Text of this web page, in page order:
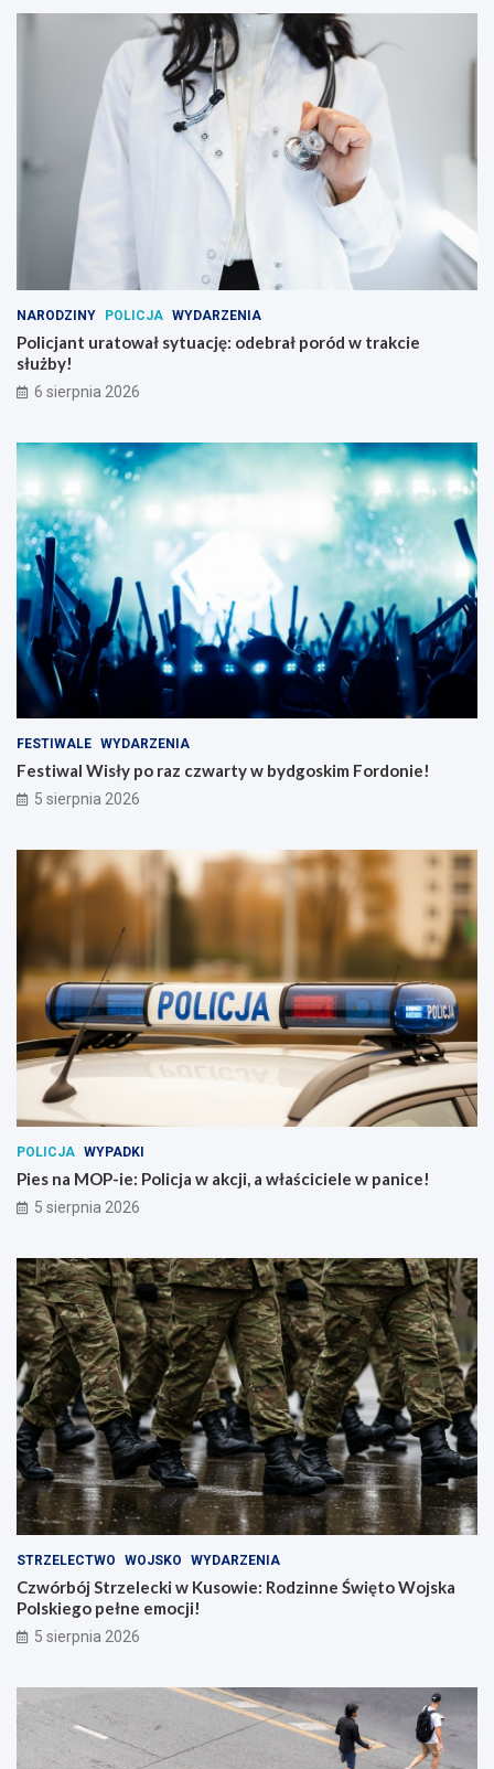
NARODZINY POLICJA WYDARZENIA
Policjant uratował sytuację: odebrał poród w trakcie
służby!
6 sierpnia 2026
FESTIWALE WYDARZENIA
Festiwal Wisły po raz czwarty w bydgoskim Fordonie!
5 sierpnia 2026
POLICJA WYPADKI
Pies na MOP-ie: Policja w akcji, a właściciele w panice!
5 sierpnia 2026
STRZELECTWO WOJSKO WYDARZENIA
Czwórbój Strzelecki w Kusowie: Rodzinne Święto Wojska
Polskiego pełne emocji!
5 sierpnia 2026